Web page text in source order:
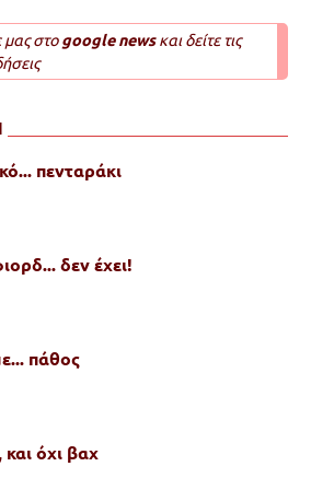
στοgoogle newsκαι δείτε τις
πενταράκι
δεν έχει!
πάθος
όχι βαχ